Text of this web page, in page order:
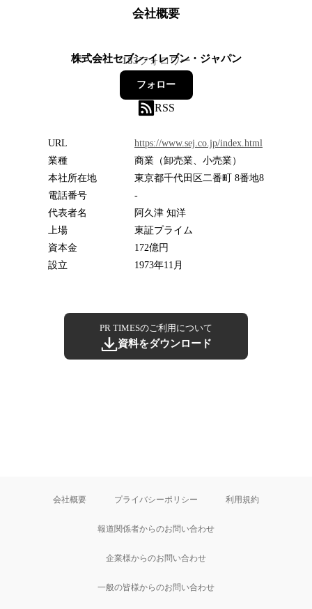
会社概要
株式会社セブン‐イレブン・ジャパン
183フォロワー
フォロー
RSS
URL
https://www.sej.co.jp/index.html
業種
商業（卸売業、小売業）
本社所在地
東京都千代田区二番町 8番地8
電話番号
-
代表者名
阿久津 知洋
上場
東証プライム
資本金
172億円
設立
1973年11月
PR TIMESのご利用について
資料をダウンロード
会社概要 プライバシーポリシー 利用規約
報道関係者からのお問い合わせ
企業様からのお問い合わせ
一般の皆様からのお問い合わせ